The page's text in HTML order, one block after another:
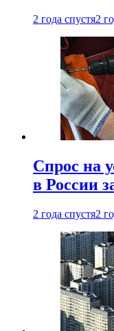
2 года спустя2
Спрос на
в России
2 года спустя2